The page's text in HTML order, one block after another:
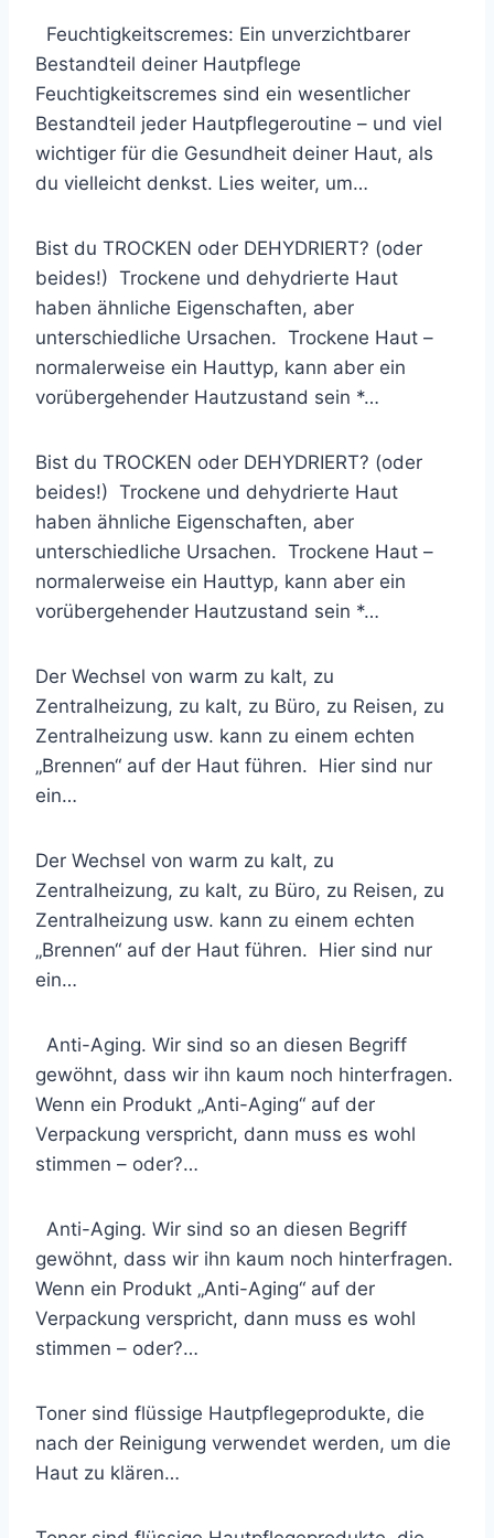
Feuchtigkeitscremes: Ein unverzichtbarer
Bestandteil deiner Hautpflege
Feuchtigkeitscremes sind ein wesentlicher
Bestandteil jeder Hautpflegeroutine – und viel
wichtiger für die Gesundheit deiner Haut, als
du vielleicht denkst. Lies weiter, um…
Bist du TROCKEN oder DEHYDRIERT? (oder
beides!) Trockene und dehydrierte Haut
haben ähnliche Eigenschaften, aber
unterschiedliche Ursachen. Trockene Haut –
normalerweise ein Hauttyp, kann aber ein
vorübergehender Hautzustand sein *…
Bist du TROCKEN oder DEHYDRIERT? (oder
beides!) Trockene und dehydrierte Haut
haben ähnliche Eigenschaften, aber
unterschiedliche Ursachen. Trockene Haut –
normalerweise ein Hauttyp, kann aber ein
vorübergehender Hautzustand sein *…
Der Wechsel von warm zu kalt, zu
Zentralheizung, zu kalt, zu Büro, zu Reisen, zu
Zentralheizung usw. kann zu einem echten
„Brennen“ auf der Haut führen. Hier sind nur
ein…
Der Wechsel von warm zu kalt, zu
Zentralheizung, zu kalt, zu Büro, zu Reisen, zu
Zentralheizung usw. kann zu einem echten
„Brennen“ auf der Haut führen. Hier sind nur
ein…
Anti-Aging. Wir sind so an diesen Begriff
gewöhnt, dass wir ihn kaum noch hinterfragen.
Wenn ein Produkt „Anti-Aging“ auf der
Verpackung verspricht, dann muss es wohl
stimmen – oder?…
Anti-Aging. Wir sind so an diesen Begriff
gewöhnt, dass wir ihn kaum noch hinterfragen.
Wenn ein Produkt „Anti-Aging“ auf der
Verpackung verspricht, dann muss es wohl
stimmen – oder?…
Toner sind flüssige Hautpflegeprodukte, die
nach der Reinigung verwendet werden, um die
Haut zu klären…